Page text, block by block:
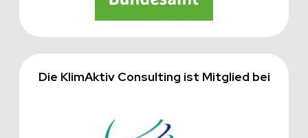
Die KlimAktiv Consulting ist Mitglied bei